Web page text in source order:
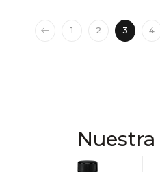
1 2 3 4